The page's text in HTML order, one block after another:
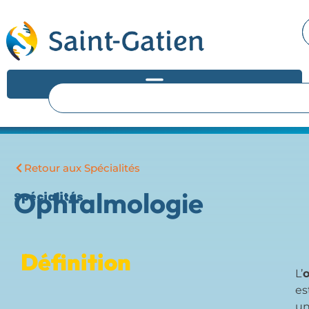
Retour aux Spécialités
Spécialités
Ophtalmologie
Définition L’